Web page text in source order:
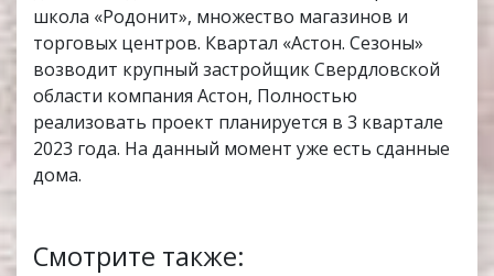
школа «Родонит», множество магазинов и
торговых центров. Квартал «Астон. Сезоны»
возводит крупный застройщик Свердловской
области компания Астон, Полностью
реализовать проект планируется в 3 квартале
2023 года. На данный момент уже есть сданные
дома.
Смотрите также: